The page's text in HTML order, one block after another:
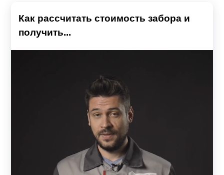
Как рассчитать стоимость забора и
получить...